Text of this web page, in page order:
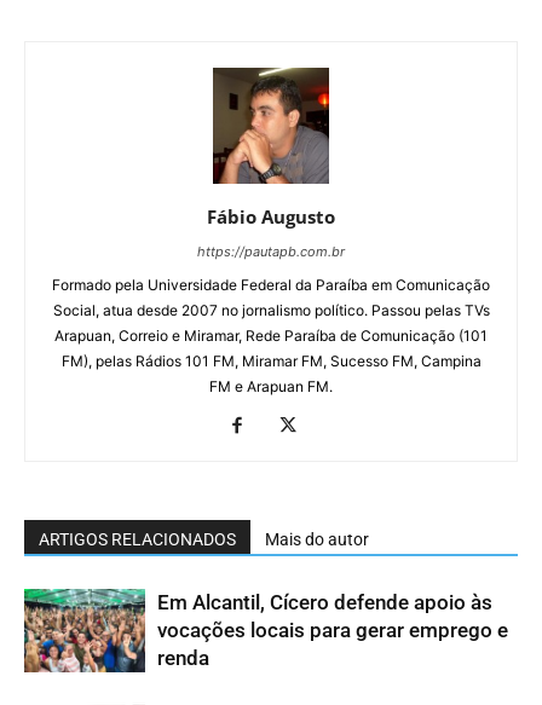
Fábio Augusto
https://pautapb.com.br
Formado pela Universidade Federal da Paraíba em Comunicação
Social, atua desde 2007 no jornalismo político. Passou pelas TVs
Arapuan, Correio e Miramar, Rede Paraíba de Comunicação (101
FM), pelas Rádios 101 FM, Miramar FM, Sucesso FM, Campina
FM e Arapuan FM.
ARTIGOS RELACIONADOS Mais do autor
Em Alcantil, Cícero defende apoio às
vocações locais para gerar emprego e
renda